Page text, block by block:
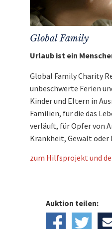
Global Family
Urlaub ist ein
Global Family Charity
unbeschwerte Ferien
Kinder und Eltern in
Familien, für die das
verläuft, für Opfer von
Krankheit, Gewalt oder
zum Hilfsprojekt und
Auktion teilen: